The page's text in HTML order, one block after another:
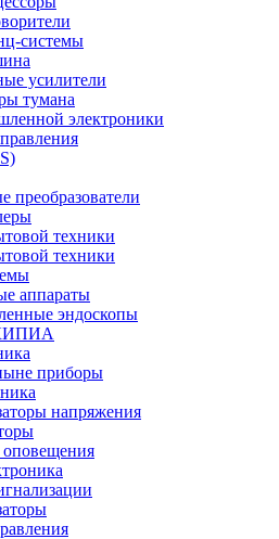
системы
усилители
тумана
электроники
преобразователи
техники
техники
аппараты
эндоскопы
приборы
напряжения